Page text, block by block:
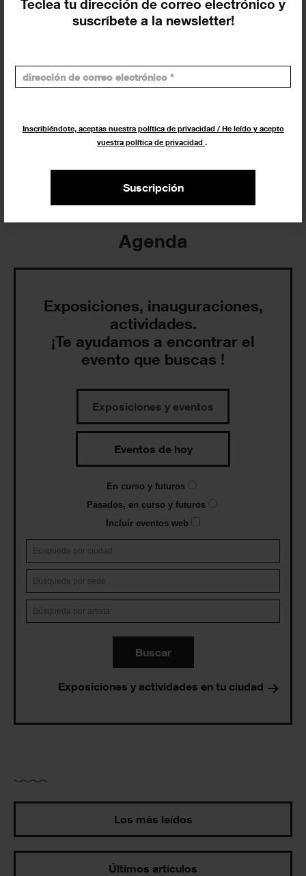
Teclea tu dirección de correo electrónico y
suscríbete a la newsletter!
Inscribiéndote, aceptas nuestra política de privacidad / He leído y acepto
vuestra política de privacidad .
Suscripción
Suscríbete a la newsletter
Insertar residencias
Insertar exposición o evento
Agenda
Exposiciones, inauguraciones,
actividades.
¡Te ayudamos a encontrar el
evento que buscas !
Exposiciones y eventos
Eventos de hoy
En curso y futuros
Pasados, en curso y futuros
Incluir eventos web
Buscar
Exposiciones y actividades en tu ciudad
Los más leídos
Últimos artículos